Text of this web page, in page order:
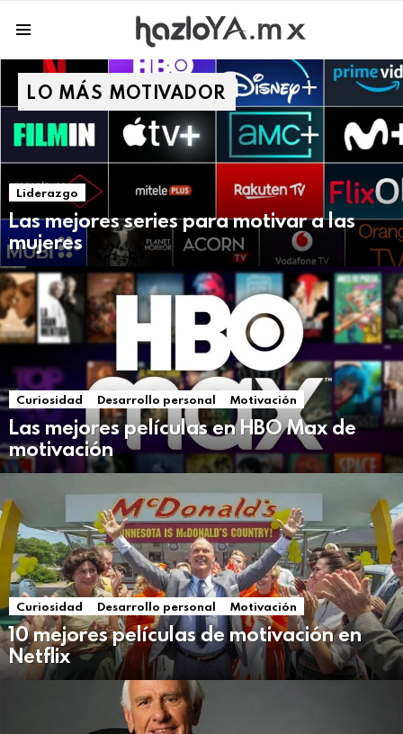
LO MÁS MOTIVADOR
Liderazgo
Las mejores series para motivar a las
mujeres
Curiosidad Desarrollo personal Motivación
Las mejores películas en HBO Max de
motivación
Curiosidad Desarrollo personal Motivación
10 mejores películas de motivación en
Netflix